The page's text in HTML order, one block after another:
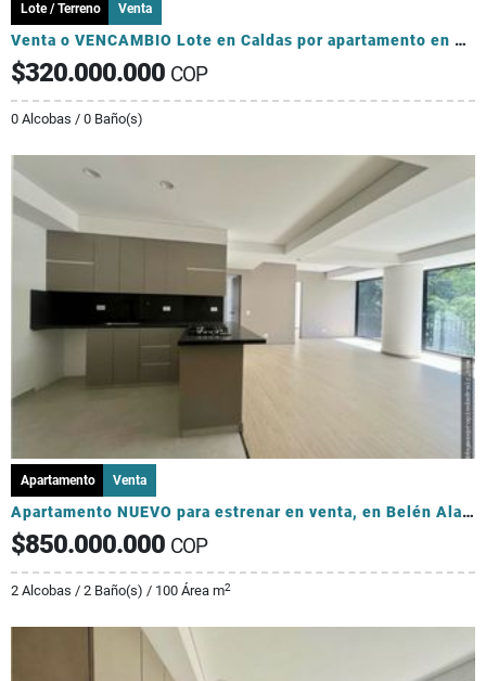
Lote / Terreno Venta
Venta o VENCAMBIO Lote en Caldas por apartamento en el sector Laureles
$320.000.000 COP
0 Alcobas / 0 Baño(s)
Apartamento Venta
Apartamento NUEVO para estrenar en venta, en Belén Alameda
$850.000.000 COP
2 Alcobas / 2 Baño(s) / 100 Área m2